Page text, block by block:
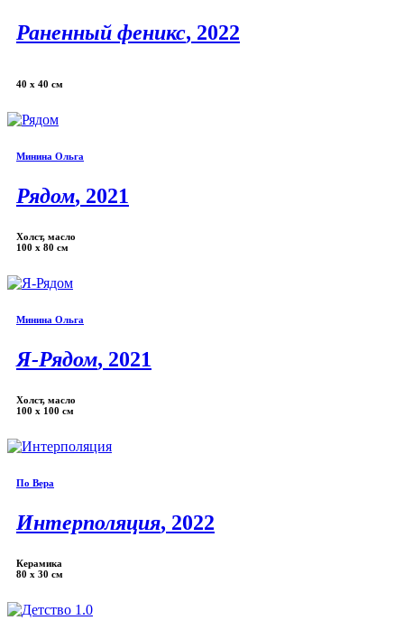
Раненный феникс, 2022
40 х 40 см
Минина Ольга
Рядом, 2021
Холст, масло
100 х 80 см
Минина Ольга
Я-Рядом, 2021
Холст, масло
100 х 100 см
По Вера
Интерполяция, 2022
Керамика
80 x 30 см